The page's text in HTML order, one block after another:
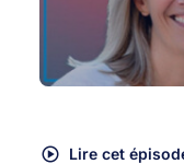
Lire cet